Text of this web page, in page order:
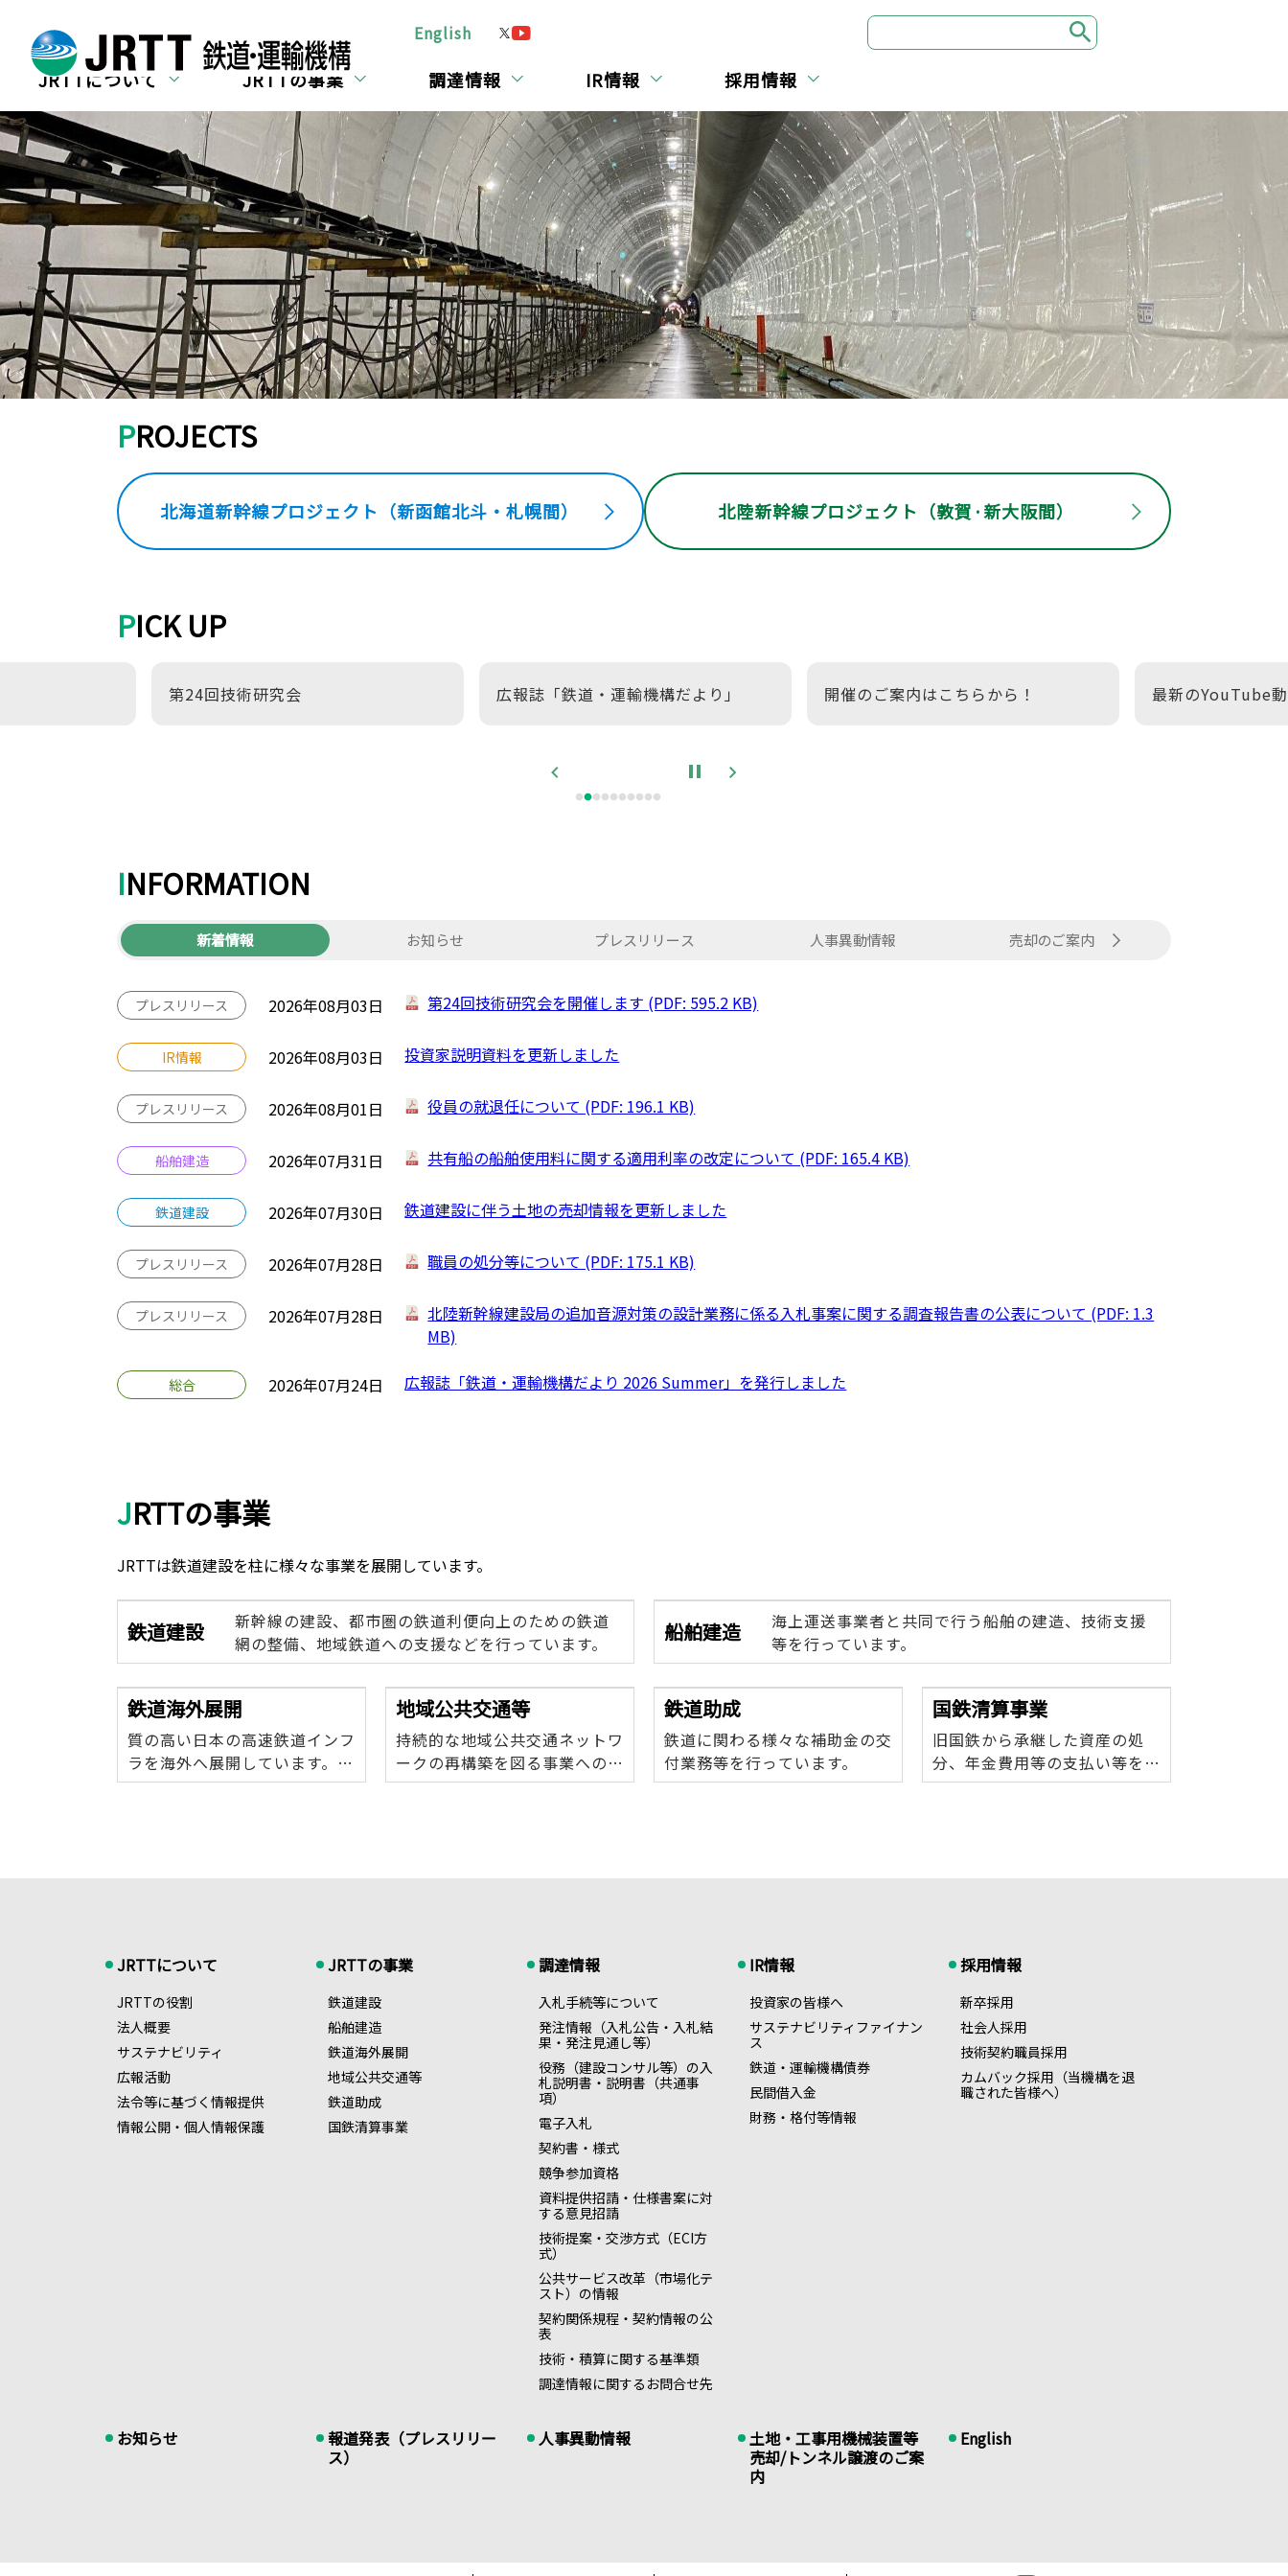
所在地・お問合せ English
JRTTについて JRTTの事業 調達情報 IR情報 採用情報
PROJECTS
北海道新幹線プロジェクト （新函館北斗・札幌間） 北陸新幹線プロジェクト （敦賀·新大阪間）
PICK UP
第24回技術研究会 広報誌「鉄道・運輸機構だより」 開催のご案内はこちらから！ 最新のYouTube
INFORMATION
新着情報 お知らせ プレスリリース 人事異動情報 売却のご案内
プレスリリース 2026年08月03日 第24回技術研究会を開催します (PDF: 595.2 KB)
IR情報 2026年08月03日 投資家説明資料を更新しました
プレスリリース 2026年08月01日 役員の就退任について (PDF: 196.1 KB)
船舶建造 2026年07月31日 共有船の船舶使用料に関する適用利率の改定について (PDF: 165.4 KB)
鉄道建設 2026年07月30日 鉄道建設に伴う土地の売却情報を更新しました
プレスリリース 2026年07月28日 職員の処分等について (PDF: 175.1 KB)
プレスリリース 2026年07月28日
北陸新幹線建設局の追加音源対策の設計業務に係る入札事案に関する調査報告書の公表について (PDF: 1.3
MB)
総合 2026年07月24日 広報誌「鉄道・運輸機構だより 2026 Summer」を発行しました
JRTTの事業
JRTTは鉄道建設を柱に様々な事業を展開しています。
鉄道建設
新幹線の建設、都市圏の鉄道利便向上のための鉄道
網の整備、地域鉄道への支援などを行っています。
船舶建造
海上運送事業者と共同で行う船舶の建造、技術支援
等を行っています。
鉄道海外展開
質の高い日本の高速鉄道インフ
ラを海外へ展開しています。ま
た、鉄道技術協力も行っていま
地域公共交通等
持続的な地域公共交通ネットワ
ークの再構築を図る事業への出
資等を行っています。
鉄道助成
鉄道に関わる様々な補助金の交
付業務等を行っています。
国鉄清算事業
旧国鉄から承継した資産の処
分、年金費用等の支払い等を行
っています。
JRTTについて
JRTTの役割
法人概要
サステナビリティ
広報活動
法令等に基づく情報提供
情報公開・個人情報保護
JRTTの事業
鉄道建設
船舶建造
鉄道海外展開
地域公共交通等
鉄道助成
国鉄清算事業
調達情報
入札手続等について
発注情報（入札公告・入札結
果・発注見通し等）
役務（建設コンサル等）の入
札説明書・説明書（共通事
項）
電子入札
契約書・様式
競争参加資格
資料提供招請・仕様書案に対
する意見招請
技術提案・交渉方式（ECI方
式）
公共サービス改革（市場化テ
スト）の情報
契約関係規程・契約情報の公
表
技術・積算に関する基準類
調達情報に関するお問合せ先
IR情報
投資家の皆様へ
サステナビリティファイナン
ス
鉄道・運輸機構債券
民間借入金
財務・格付等情報
採用情報
新卒採用
社会人採用
技術契約職員採用
カムバック採用（当機構を退
職された皆様へ）
お知らせ
報道発表（プレスリリー
ス）
人事異動情報
土地・工事用機械装置等
売却/トンネル譲渡のご案
内
English